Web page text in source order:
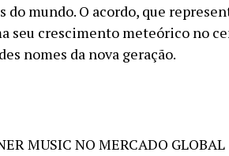
do mundo. O acordo, que
seu crescimento meteórico no
nomes da nova geração.
MUSIC NO MERCADO GLOBAL